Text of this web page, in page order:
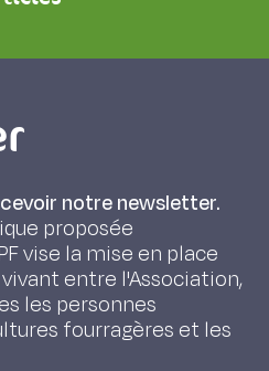
notre newsletter.
proposée
vise la mise en place
entre l'Association,
les personnes
fourragères et les